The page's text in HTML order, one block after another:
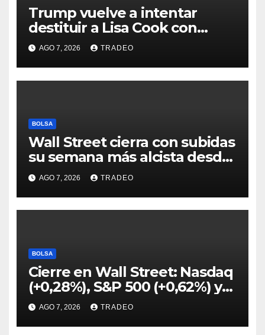
Trump vuelve a intentar
destituir a Lisa Cook con
acusaciones de fraude
hipotecario
AGO 7, 2026 TRADEO
BOLSA
Wall Street cierra con subidas
su semana más alcista desde
abril
AGO 7, 2026 TRADEO
BOLSA
Cierre en Wall Street: Nasdaq
(+0,28%), S&P 500 (+0,62%) y
Nasdaq (+1,30%)
AGO 7, 2026 TRADEO